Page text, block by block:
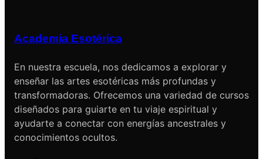
Academia Esotérica
En nuestra escuela, nos dedicamos a explorar y
enseñar las artes esotéricas más profundas y
transformadoras. Ofrecemos una variedad de cursos
diseñados para guiarte en tu viaje espiritual y
ayudarte a conectar con energías ancestrales y
conocimientos ocultos.